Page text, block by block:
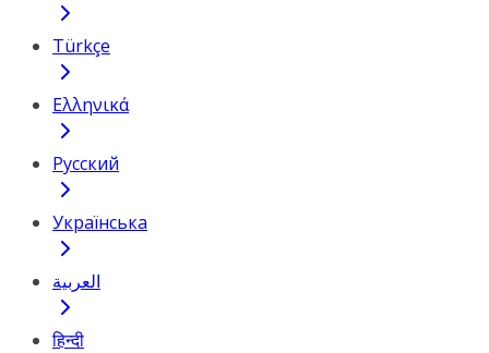
Türkçe
Ελληνικά
Русский
Українська
العربية
हिन्दी